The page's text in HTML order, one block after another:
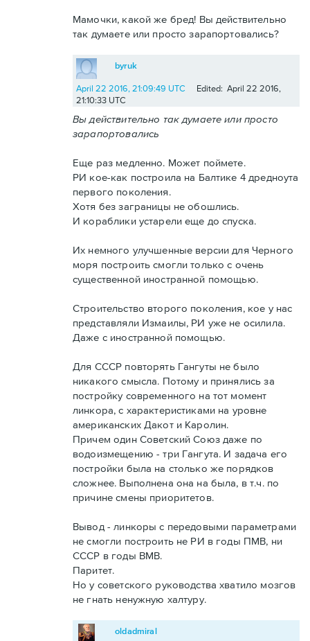
Мамочки, какой же бред! Вы действительно
так думаете или просто зарапортовались?
byruk
April 22 2016, 21:09:49 UTC
Edited: April 22 2016,
21:10:33 UTC
Вы действительно так думаете или просто
зарапортовались
Еще раз медленно. Может поймете.
РИ кое-как построила на Балтике 4 дредноута
первого поколения.
Хотя без заграницы не обошлись.
И кораблики устарели еще до спуска.
Их немного улучшенные версии для Черного
моря построить смогли только с очень
существенной иностранной помощью.
Строительство второго поколения, кое у нас
представляли Измаилы, РИ уже не осилила.
Даже с иностранной помощью.
Для СССР повторять Гангуты не было
никакого смысла. Потому и принялись за
постройку современного на тот момент
линкора, с характеристиками на уровне
американских Дакот и Каролин.
Причем один Советский Союз даже по
водоизмещению - три Гангута. И задача его
постройки была на столько же порядков
сложнее. Выполнена она на была, в т.ч. по
причине смены приоритетов.
Вывод - линкоры с передовыми параметрами
не смогли построить не РИ в годы ПМВ, ни
СССР в годы ВМВ.
Паритет.
Но у советского руководства хватило мозгов
не гнать ненужную халтуру.
oldadmiral